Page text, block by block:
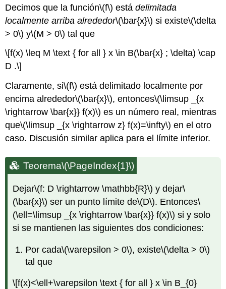
Decimos que la función\(f\) estádelimitada
localmente arriba alrededor\(\bar{x}\) si existe\(\delta
> 0\) y\(M > 0\) tal que
\[f(x) \leq M \text { for all } x \in B(\bar{x} ; \delta) \cap
D .\]
Claramente, si\(f\) está delimitado localmente por
encima alrededor\(\bar{x}\), entonces\(\limsup _{x
\rightarrow \bar{x}} f(x)\) es un número real, mientras
que\(\limsup _{x \rightarrow z} f(x)=\infty\) en el otro
caso. Discusión similar aplica para el límite inferior.
Teorema\(\PageIndex{1}\)
Dejar\(f: D \rightarrow \mathbb{R}\) y dejar\
(\bar{x}\) ser un punto límite de\(D\). Entonces\
(\ell=\limsup _{x \rightarrow \bar{x}} f(x)\) si y solo
si se mantienen las siguientes dos condiciones:
Por cada\(\varepsilon > 0\), existe\(\delta > 0\)
tal que
\[f(x)<\ell+\varepsilon \text { for all } x \in B_{0}